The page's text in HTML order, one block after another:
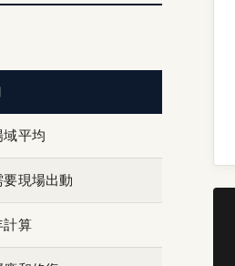
域平均
要現場出動
計算